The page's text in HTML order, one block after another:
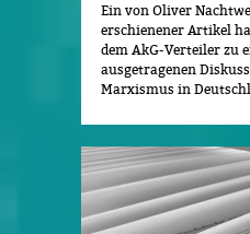
Ein von Oliver
erschienener Artikel
dem AkG-Verteiler zu
ausgetragenen
Marxismus in